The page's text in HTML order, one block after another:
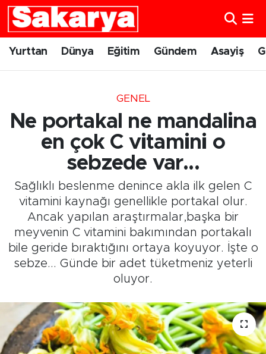
Yurttan Dünya Eğitim Gündem Asayiş
GENEL
Ne portakal ne mandalina
en çok C vitamini o
sebzede var...
Sağlıklı beslenme denince akla ilk gelen C
vitamini kaynağı genellikle portakal olur.
Ancak yapılan araştırmalar,başka bir
meyvenin C vitamini bakımından portakalı
bile geride bıraktığını ortaya koyuyor. İşte o
sebze... Günde bir adet tüketmeniz yeterli
oluyor.
Yurttan
Gündem
Eskişehirspor
Spor
Sağlık
Kültür Sanat
Resmi İlanlar
Söyleşi
Eskişehir Nöbetçi Eczaneler
Eskişehir Trafik Yoğunluk Haritası
Süper Lig Puan Durumu ve Fikstür
Tüm Manşetler
Son Dakika Haberleri
Haber Arşivi